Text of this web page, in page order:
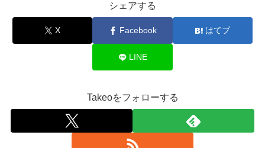
シェアする
X Facebook はてブ
LINE
Takeoをフォローする